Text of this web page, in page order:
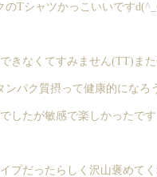
Tシャツかっこいいです
きなくてすみません(TT)ま
パク質摂って健康的にな
したが敏感で楽しかった
プだったらしく沢山褒め